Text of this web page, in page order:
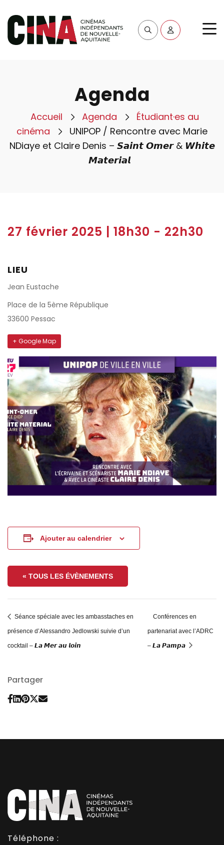
Agenda
Accueil Agenda
Étudiant·es au
cinéma
UNIPOP / Rencontre avec Marie
NDiaye et Claire Denis – 𝙎𝙖𝙞𝙣𝙩 𝙊𝙢𝙚𝙧 & 𝙒𝙝𝙞𝙩𝙚
𝙈𝙖𝙩𝙚𝙧𝙞𝙖𝙡
27 février 2025 | 18h30 - 22h30
LIEU
Jean Eustache
Place de la 5ème République
33600 Pessac
+ Google Map
Ajouter au calendrier
« TOUS LES ÉVÈNEMENTS
Séance spéciale avec les ambasstaches en
présence d’Alessandro Jedlowski suivie d’un
cocktail – 𝙇𝙖 𝙈𝙚𝙧 𝙖𝙪 𝙡𝙤𝙞𝙣
Conférences en
partenariat avec l’ADRC
– 𝙇𝙖 𝙋𝙖𝙢𝙥𝙖
Partager
Téléphone :